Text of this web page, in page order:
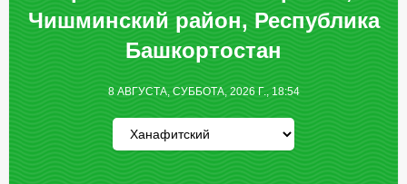
Чишминский район, Республика
Башкортостан
8 АВГУСТА, СУББОТА, 2026 Г., 18:54